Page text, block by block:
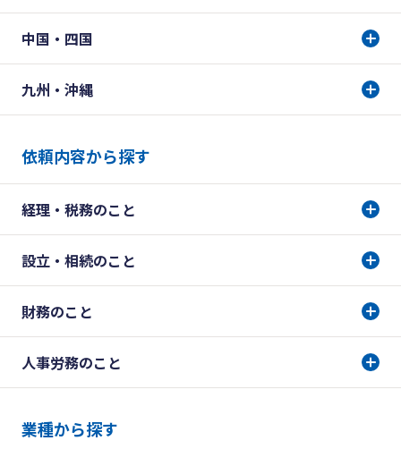
中国・四国
九州・沖縄
依頼内容から探す
経理・税務のこと
設立・相続のこと
財務のこと
人事労務のこと
業種から探す